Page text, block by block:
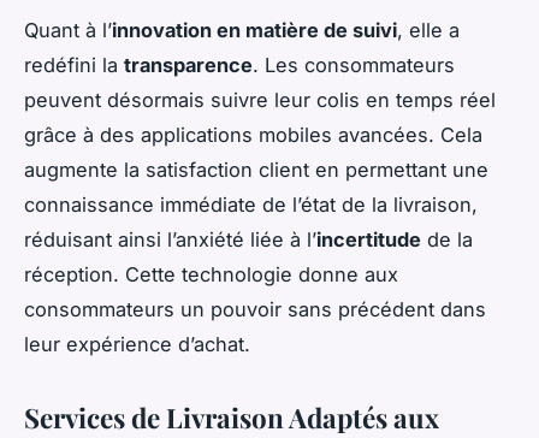
Quant à l’innovation en matière de suivi, elle a
redéfini la transparence. Les consommateurs
peuvent désormais suivre leur colis en temps réel
grâce à des applications mobiles avancées. Cela
augmente la satisfaction client en permettant une
connaissance immédiate de l’état de la livraison,
réduisant ainsi l’anxiété liée à l’incertitude de la
réception. Cette technologie donne aux
consommateurs un pouvoir sans précédent dans
leur expérience d’achat.
Services de Livraison Adaptés aux